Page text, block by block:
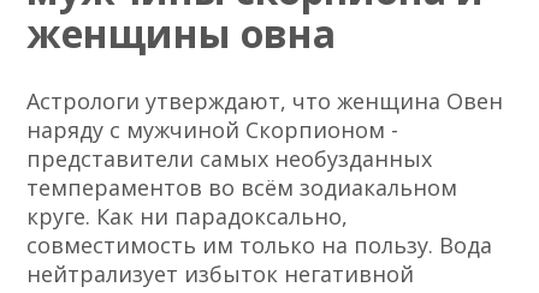
женщины овна
Астрологи утверждают, что женщина Овен
наряду с мужчиной Скорпионом -
представители самых необузданных
темпераментов во всём зодиакальном
круге. Как ни парадоксально,
совместимость им только на пользу. Вода
нейтрализует избыток негативной